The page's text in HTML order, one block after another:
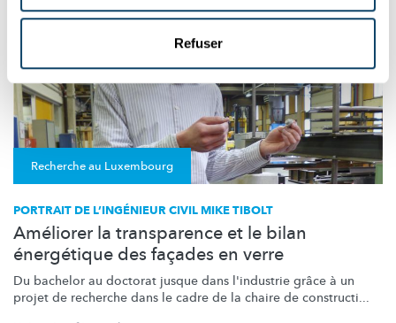
Refuser
Recherche au Luxembourg
PORTRAIT DE L’INGÉNIEUR CIVIL MIKE TIBOLT
Améliorer la transparence et le bilan
énergétique des façades en verre
Du bachelor au doctorat jusque dans l'industrie grâce à un
projet de recherche dans le cadre de la chaire de constructi...